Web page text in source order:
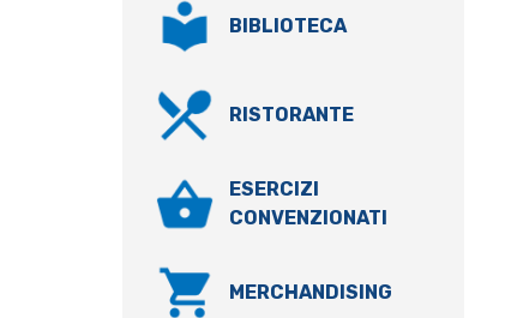
BIBLIOTECA
RISTORANTE
ESERCIZI
CONVENZIONATI
MERCHANDISING